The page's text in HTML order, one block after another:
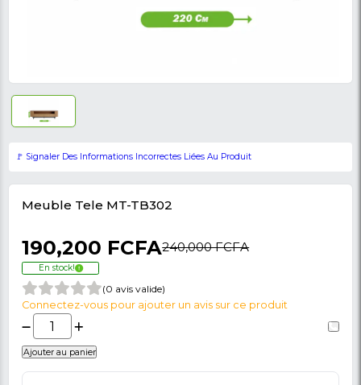
🚩 Signaler Des Informations Incorrectes Liées Au Produit
Meuble Tele MT-TB302